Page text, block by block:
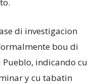
di investigacion
bou di
indicando cu
y cu tabatin